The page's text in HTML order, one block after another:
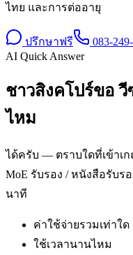
ไทย และการต่ออายุ
ปรึกษาฟรี
083-
AI Quick Answer
ชาวสิงคโปร์ขอ วี
ไหม
ได้ครับ — ตราบใดที่เข้าเ
MoE รับรอง / หนังสือรับร
นาที
ค่าใช้จ่ายรวมเท่าใด
ใช้เวลานานไหม